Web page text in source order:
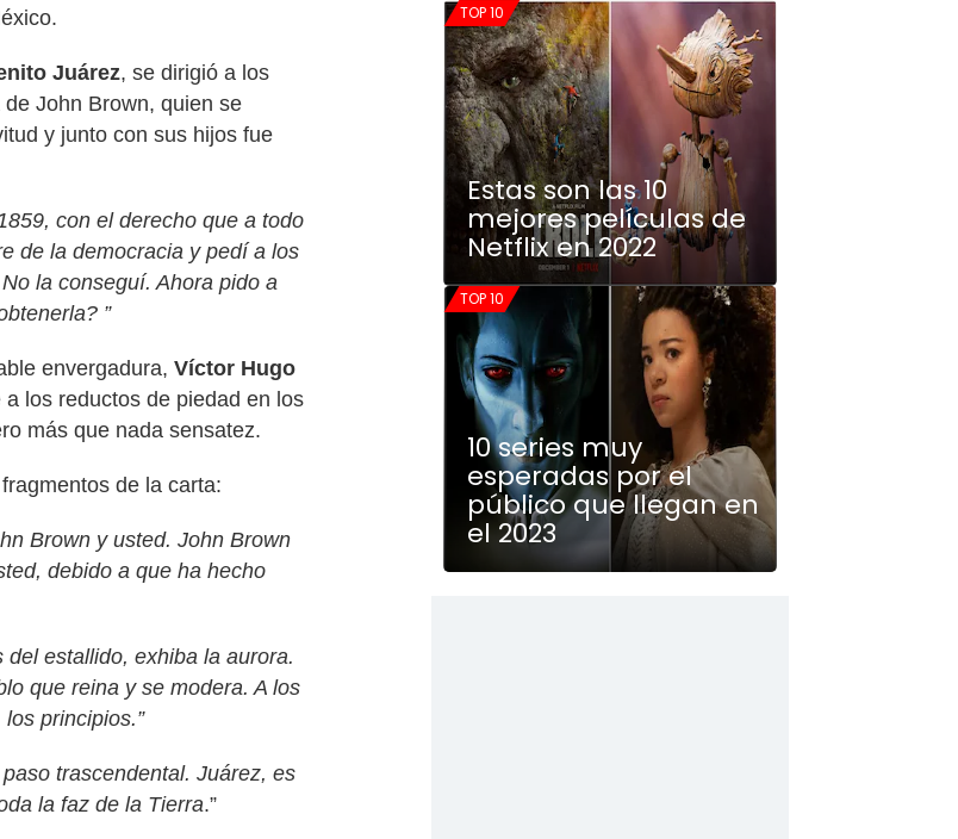
Juárez, se dirigió a los
John Brown, quien se
y junto con sus hijos fue
con el derecho que a todo
de la democracia y pedí a los
la conseguí. Ahora pido a
”
envergadura, Víctor Hugo
a los reductos de piedad en los
más que nada sensatez.
de la carta:
Brown y usted. John Brown
debido a que ha hecho
del estallido, exhiba la aurora.
que reina y se modera. A los
principios.”
trascendental. Juárez, es
la faz de la Tierra.”
TOP 10
Estas son las 10
mejores películas de
Netflix en 2022
TOP 10
10 series muy
esperadas por el
público que llegan en
el 2023